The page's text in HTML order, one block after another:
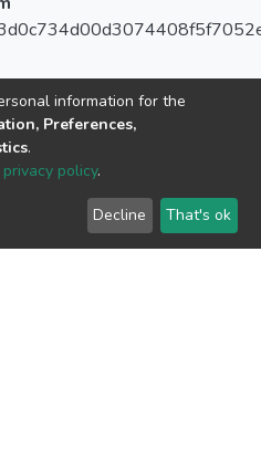
information for the
Preferences,
.
privacy policy.
Decline That's ok